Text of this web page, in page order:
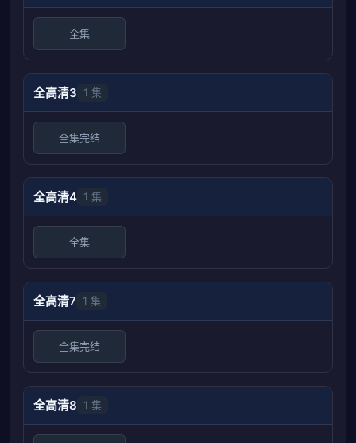
全集
全高清3 1 集
全集完结
全高清4 1 集
全集
全高清7 1 集
全集完结
全高清8 1 集